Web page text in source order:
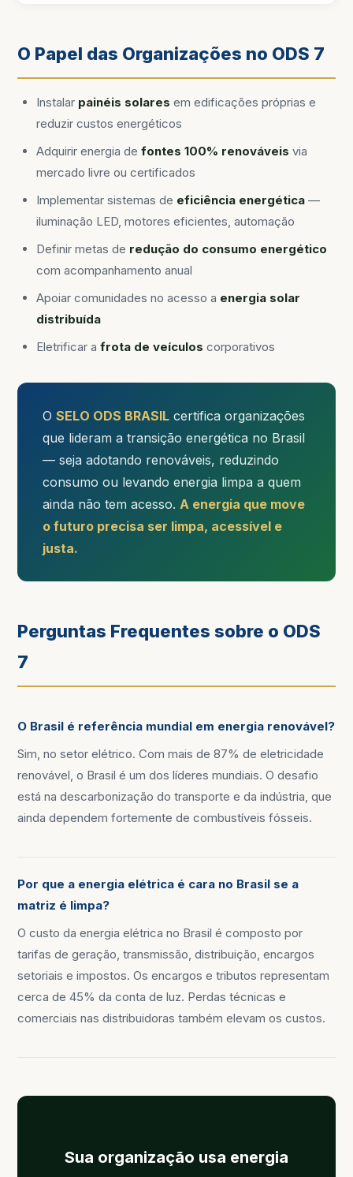
O Papel das Organizações no ODS 7
Instalar painéis solares em edificações próprias e
reduzir custos energéticos
Adquirir energia defontes 100% renováveis via
mercado livre ou certificados
Implementar sistemas de eficiência energética —
iluminação LED, motores eficientes, automação
Definir metas de redução do consumo energético
com acompanhamento anual
Apoiar comunidades no acesso a energia solar
distribuída
Eletrificar afrota de veículos corporativos
OSELO ODS BRASIL certifica organizações
que lideram a transição energética no Brasil
— seja adotando renováveis, reduzindo
consumo ou levando energia limpa a quem
ainda não tem acesso.A energia que move
o futuro precisa ser limpa, acessível e
justa.
Perguntas Frequentes sobre o ODS
7
O Brasil é referência mundial em energia renovável?
Sim, no setor elétrico. Com mais de 87% de eletricidade
renovável, o Brasil é um dos líderes mundiais. O desafio
está na descarbonização do transporte e da indústria, que
ainda dependem fortemente de combustíveis fósseis.
Por que a energia elétrica é cara no Brasil se a
matriz é limpa?
O custo da energia elétrica no Brasil é composto por
tarifas de geração, transmissão, distribuição, encargos
setoriais e impostos. Os encargos e tributos representam
cerca de 45% da conta de luz. Perdas técnicas e
comerciais nas distribuidoras também elevam os custos.
Sua organização usa energia